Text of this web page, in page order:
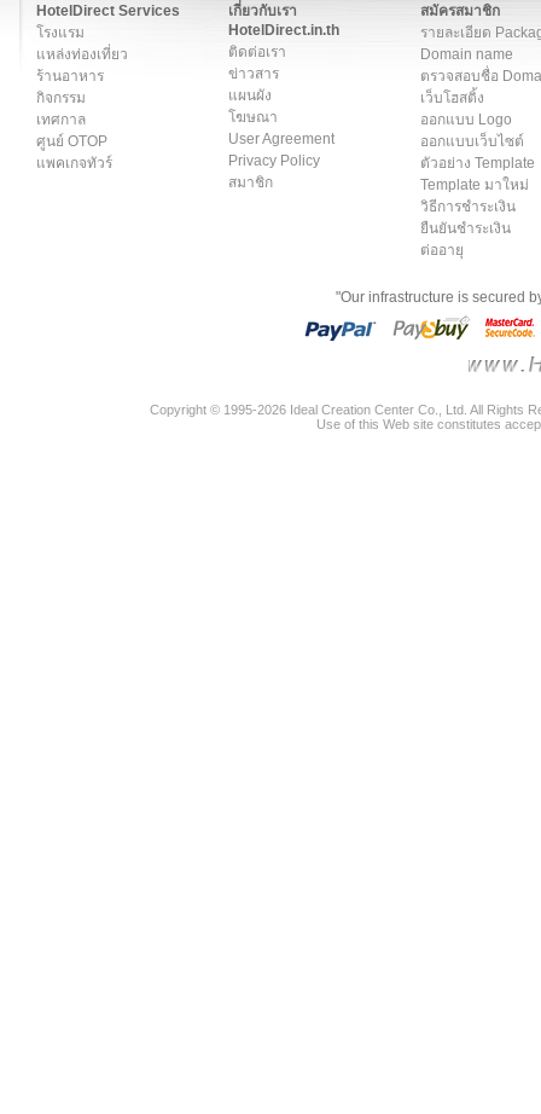
HotelDirect Services
โรงแรม
แหล่งท่องเที่ยว
ร้านอาหาร
กิจกรรม
เทศกาล
ศูนย์ OTOP
แพคเกจทัวร์
เกี่ยวกับเรา
HotelDirect.in.th
ติดต่อเรา
ข่าวสาร
แผนผัง
โฆษณา
User Agreement
Privacy Policy
สมาชิก
สมัครสมาชิก
รายละเอียด
Domain name
ตรวจสอบชื่อ
เว็บโฮสติ้ง
ออกแบบ Logo
ออกแบบเว็บไซต์
ตัวอย่าง Template
Template มาใหม่
วิธีการชำระเงิน
ยืนยันชำระเงิน
ต่ออายุ
"Our infrastructure is secured
Copyright © 1995-2026 Ideal Creation Center Co., Ltd. All Rights
Use of this Web site constitutes